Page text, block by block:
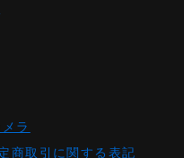
ラ
商取引に関する表記